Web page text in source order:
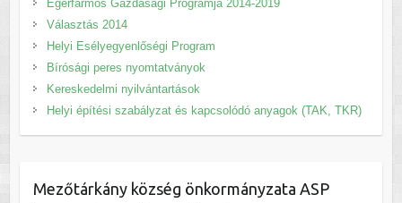
Egerfarmos Gazdasági Programja 2014-2019
Választás 2014
Helyi Esélyegyenlőségi Program
Bírósági peres nyomtatványok
Kereskedelmi nyilvántartások
Helyi építési szabályzat és kapcsolódó anyagok (TAK, TKR)
Mezőtárkány község önkormányzata ASP